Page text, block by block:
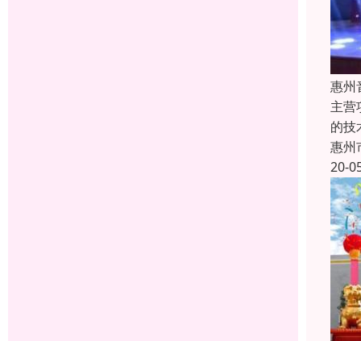
惠州
主营
的技
惠州
20-